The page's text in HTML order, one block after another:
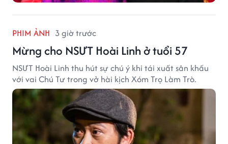
PHIM ẢNH 3 giờ trước
Mừng cho NSƯT Hoài Linh ở tuổi 57
NSƯT Hoài Linh thu hút sự chú ý khi tái xuất sân khấu
với vai Chú Tư trong vở hài kịch Xóm Trọ Làm Trò.